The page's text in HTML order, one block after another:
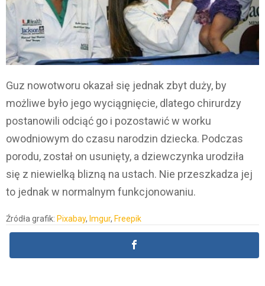
Guz nowotworu okazał się jednak zbyt duży, by
możliwe było jego wyciągnięcie, dlatego chirurdzy
postanowili odciąć go i pozostawić w worku
owodniowym do czasu narodzin dziecka. Podczas
porodu, został on usunięty, a dziewczynka urodziła
się z niewielką blizną na ustach. Nie przeszkadza jej
to jednak w normalnym funkcjonowaniu.
Źródła grafik: Pixabay, Imgur, Freepik